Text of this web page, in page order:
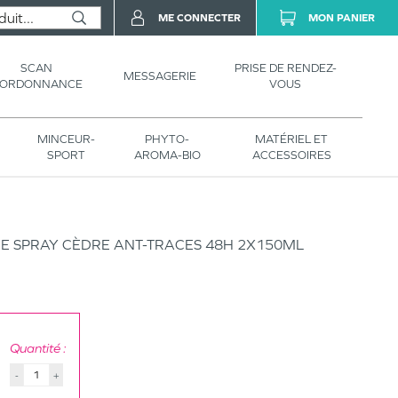
SCAN
MESSAGERIE
PRISE DE RENDEZ-
VOUS
MINCEUR-
SPORT
PHYTO-
AROMA-BIO
MATÉRIEL ET
ACCESSOIRES
ME CONNECTER MON PANIER
SPRAY CÈDRE ANT-TRACES 48H 2X150ML
Quantité :
- +